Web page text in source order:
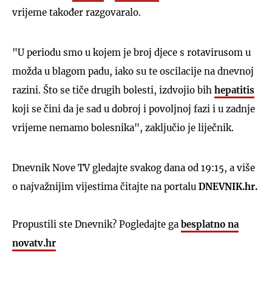
vrijeme također razgovaralo.
"U periodu smo u kojem je broj djece s rotavirusom u
možda u blagom padu, iako su te oscilacije na dnevnoj
razini. Što se tiče drugih bolesti, izdvojio bih hepatitis
koji se čini da je sad u dobroj i povoljnoj fazi i u zadnje
vrijeme nemamo bolesnika", zaključio je liječnik.
Dnevnik Nove TV gledajte svakog dana od 19:15, a više
o najvažnijim vijestima čitajte na portalu DNEVNIK.hr.
Propustili ste Dnevnik? Pogledajte ga besplatno na
novatv.hr